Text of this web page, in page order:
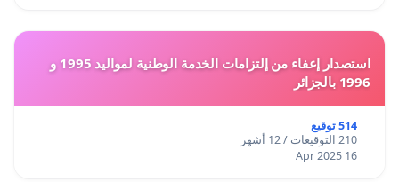
استصدار إعفاء من إلتزامات الخدمة الوطنية لمواليد 1995 و
1996 بالجزائر
514 توقيع
210 التوقيعات / 12 أشهر
16 Apr 2025